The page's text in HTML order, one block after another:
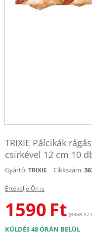
TRIXIE Pálcikák
csirkével 12 cm 10
Gyártó:TRIXIE Cikkszám:
Értékelje Ön is
1590 Ft (8368.42
KÜLDÉS 48 ÓRÁN BELÜL